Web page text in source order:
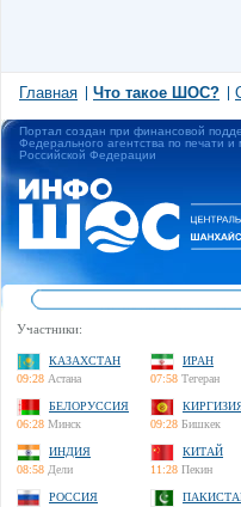
Главная Что такое ШОС?
Портал создан при финансовой
Федерального агентства по печати
Российской Федерации
Участники:
КАЗАХСТАН
09:28 Астана
ИРАН
07:58 Тегеран
БЕЛОРУССИЯ
06:28 Минск
09:28 Бишкек
ИНДИЯ
08:58 Дели
КИТАЙ
11:28 Пекин
РОССИЯ